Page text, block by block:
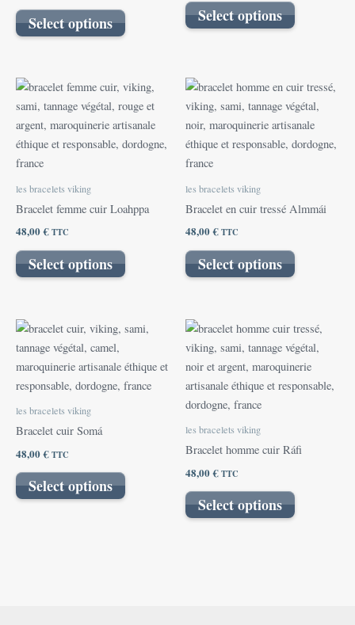
Select options Select options
les bracelets viking
Bracelet femme cuir Loahppa
48,00€TTC
Select options
les bracelets viking
Bracelet en cuir tressé Almmái
48,00€TTC
Select options
les bracelets viking
Bracelet cuir Somá
48,00€TTC
Select options
les bracelets viking
Bracelet homme cuir Ráfi
48,00€TTC
Select options